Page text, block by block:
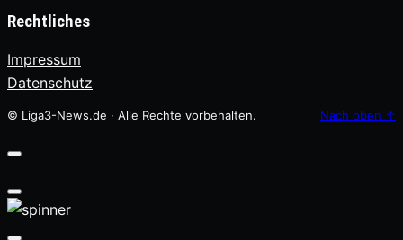
Rechtliches
Impressum
Datenschutz
© Liga3-News.de · Alle Rechte vorbehalten. Nach oben ↑